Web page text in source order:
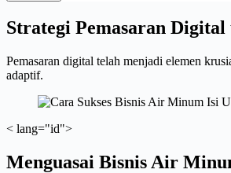
Strategi Pemasaran
Pemasaran digital telah menjadi elemen
adaptif.
< lang="id">
Menguasai Bisnis Air